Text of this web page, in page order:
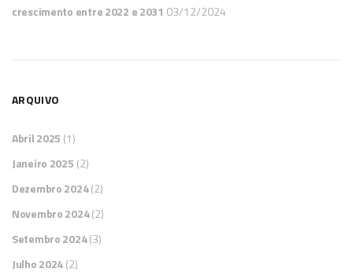
crescimento entre 2022 e 2031 03/12/2024
ARQUIVO
Abril 2025 (1)
Janeiro 2025 (2)
Dezembro 2024(2)
Novembro 2024(2)
Setembro 2024(3)
Julho 2024(2)